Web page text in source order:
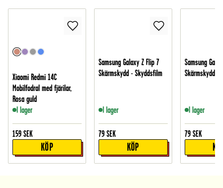
Xiaomi Redmi 14C
Mobilfodral med fjärilar,
Rosa guld
I lager
159 SEK
KÖP
Samsung Galaxy Z Flip 7
Skärmskydd - Skyddsfilm
I lager
79 SEK
KÖP
Samsung
Skärmskydd -
I lager
79 SEK